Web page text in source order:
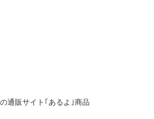
通販サイト｢あるよ｣商品